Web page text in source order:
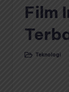
Film
PostedTeknologi